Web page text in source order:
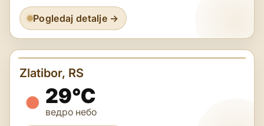
Pogledaj detalje →
Zlatibor, RS
29°C
ведро небо